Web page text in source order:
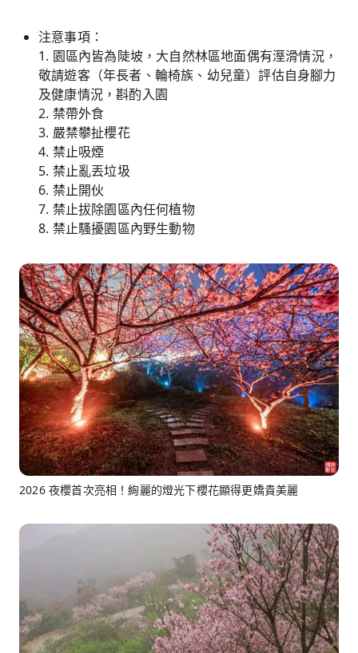
注意事項：
1. 園區內皆為陡坡，大自然林區地面偶有溼滑情況，
敬請遊客（年長者、輪椅族、幼兒童）評估自身腳力
及健康情況，斟酌入園
2. 禁帶外食
3. 嚴禁攀扯櫻花
4. 禁止吸煙
5. 禁止亂丟垃圾
6. 禁止開伙
7. 禁止拔除園區內任何植物
8. 禁止騷擾園區內野生動物
2026 夜櫻首次亮相！絢麗的燈光下櫻花顯得更嬌貴美麗